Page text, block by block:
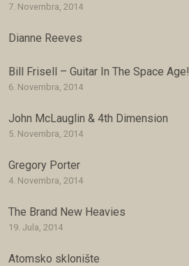
7. Novembra, 2014
Dianne Reeves
Bill Frisell – Guitar In The Space Age!
6. Novembra, 2014
John McLauglin & 4th Dimension
5. Novembra, 2014
Gregory Porter
4. Novembra, 2014
The Brand New Heavies
19. Jula, 2014
Atomsko sklonište